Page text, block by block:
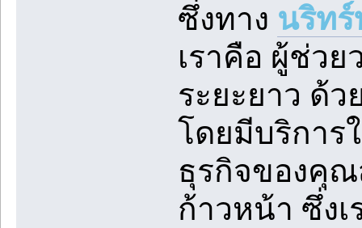
ซึ่งทาง นริทร์
เราคือ ผู้ช่ว
ระยะยาว ด้
โดยมีบริการ
ธุรกิจของคุณ
ก้าวหน้า ซึ่ง